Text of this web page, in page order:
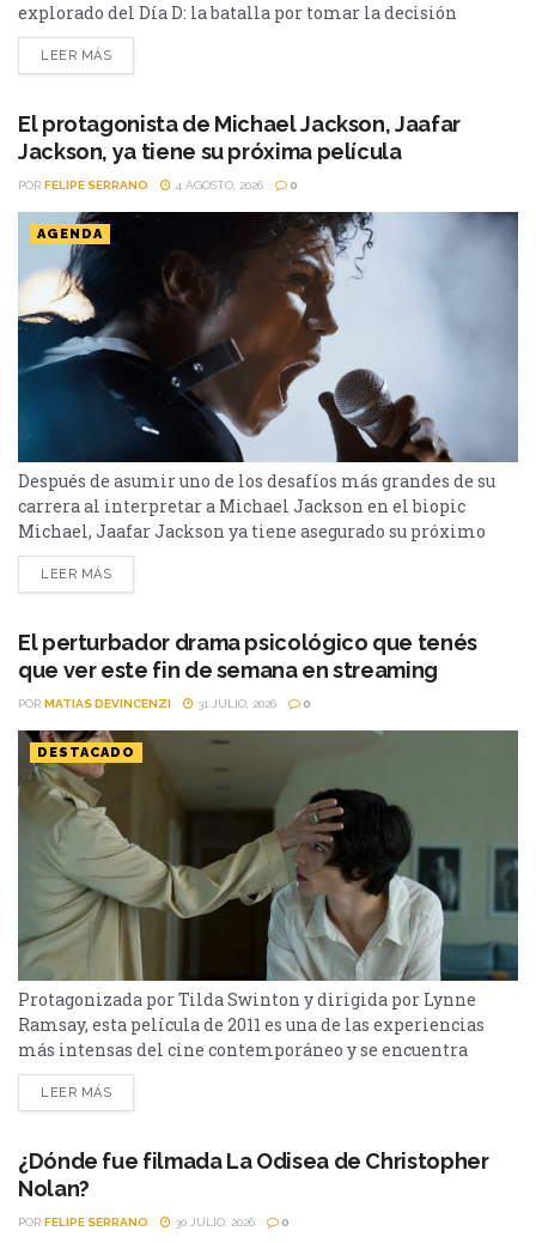
explorado del Día D: la batalla por tomar la decisión
correcta cuando el tiempo podía definir el destino de
miles de personas en Pressure. Después de décadas de
encontrar una historia inédita sobre uno...
LEER MÁS
El protagonista de Michael Jackson, Jaafar
Jackson, ya tiene su próxima película
POR FELIPE SERRANO 4 AGOSTO, 2026 0
AGENDA
Después de asumir uno de los desafíos más grandes de su
carrera al interpretar a Michael Jackson en el biopic
Michael, Jaafar Jackson ya tiene asegurado su próximo
paso en Hollywood. El actor fue confirmado como parte del
elenco de una nueva película de acción que estará
estado rodeada de...
LEER MÁS
El perturbador drama psicológico que tenés
que ver este fin de semana en streaming
POR MATIAS DEVINCENZI 31 JULIO, 2026 0
DESTACADO
Protagonizada por Tilda Swinton y dirigida por Lynne
Ramsay, esta película de 2011 es una de las experiencias
más intensas del cine contemporáneo y se encuentra
disponible en streaming. Hay películas que entretienen y
otras que dejan una marca difícil de borrar. Tenemos que
Basada en la novela homónima de Lionel...
LEER MÁS
¿Dónde fue filmada La Odisea de Christopher
Nolan?
POR FELIPE SERRANO 30 JULIO, 2026 0